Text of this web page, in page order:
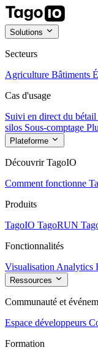
Solutions
Secteurs
Agriculture Bâtiments
Cas d'usage
Suivi en direct du bétail
silos Sous-comptage
Plateforme
Découvrir TagoIO
Comment fonctionne
Produits
TagoIO TagoRUN
Fonctionnalités
Visualisation Analytics
Ressources
Communauté et
Espace développeurs
Formation